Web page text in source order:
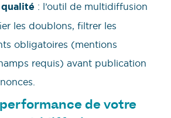
: l’outil de multidiffusion
les doublons, filtrer les
obligatoires (mentions
requis) avant publication
de votre